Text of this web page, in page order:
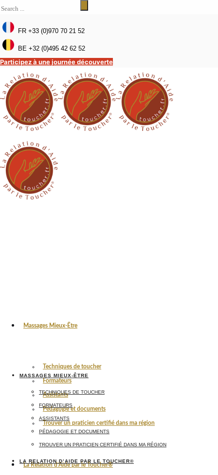
FR +33 (0)970 70 21 52
BE +32 (0)495 42 62 52
Participez à une journée découverte
Massages Mieux-Être
Techniques de toucher
Formateurs
Assistants
Pédagogie et documents
Trouver un praticien certifié dans ma région
La Relation d’Aide par le Toucher®
MASSAGES MIEUX-ÊTRE
TECHNIQUES DE TOUCHER
FORMATEURS
ASSISTANTS
PÉDAGOGIE ET DOCUMENTS
TROUVER UN PRATICIEN CERTIFIÉ DANS MA RÉGION
LA RELATION D’AIDE PAR LE TOUCHER®